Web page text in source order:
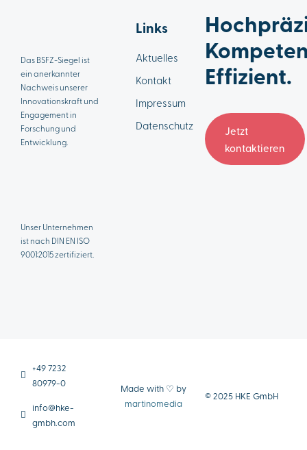
Das BSFZ-Siegel ist
ein anerkannter
Nachweis unserer
Innovationskraft und
Engagement in
Forschung und
Entwicklung.
Unser Unternehmen
ist nach DIN EN ISO
9001:2015 zertifiziert.
Links
Aktuelles
Kontakt
Impressum
Datenschutz
Effizient.
Jetzt
kontaktieren
+49 7232
80979-0
info@hke-
gmbh.com
Made with ♡ by
martinomedia
© 2025 HKE GmbH